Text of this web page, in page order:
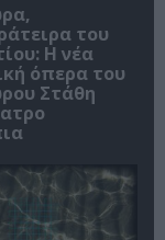
του
Η νέα
όπερα του
Στάθη